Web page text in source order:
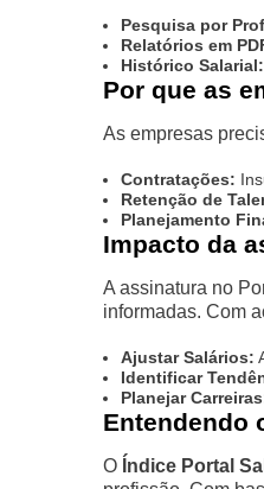
Pesquisa por
Relatórios em
Histórico Salarial:
Por que as
As empresas
Contratações:
Retenção de
Planejamento
Impacto da
A assinatura no
informadas. Com
Ajustar Salários:
Identificar
Planejar
Entendendo
O Índice Portal